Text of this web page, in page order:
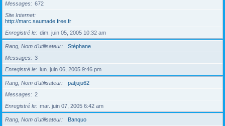
Messages
672
Site Internet
http://marc.saumade.free.fr
Enregistré le
dim. juin 05, 2005 10:32 am
Rang, Nom d’utilisateur
Stéphane
Messages
3
Enregistré le
lun. juin 06, 2005 9:46 pm
Rang, Nom d’utilisateur
patjuju62
Messages
2
Enregistré le
mar. juin 07, 2005 6:42 am
Rang, Nom d’utilisateur
Banquo